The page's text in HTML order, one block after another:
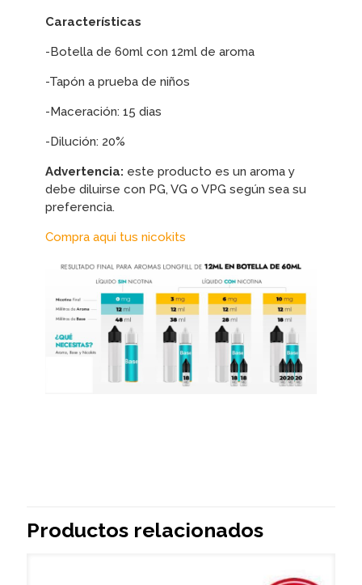
Características
-Botella de 60ml con 12ml de aroma
-Tapón a prueba de niños
-Maceración: 15 dias
-Dilución: 20%
Advertencia: este producto es un aroma y
debe diluirse con PG, VG o VPG según sea su
preferencia.
Compra aqui tus nicokits
Productos relacionados